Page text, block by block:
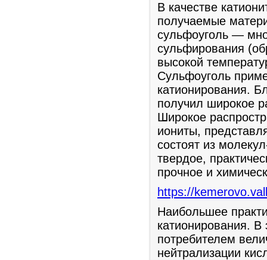
В качестве
получаемые
сульфоуголь —
сульфирования
высокой
Сульфоуголь
катионирования.
получил широкое
Широкое
иониты,
состоят из
твердое,
прочное и
https://
Наибольшее
катионирования. В
потребителем
нейтрализации